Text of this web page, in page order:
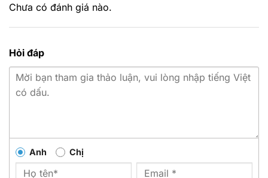
Chưa có đánh giá nào.
Hỏi đáp
Anh Chị